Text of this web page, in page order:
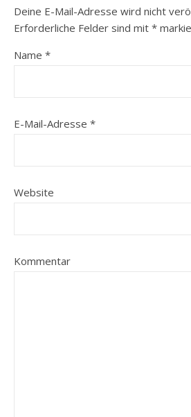
Deine E-Mail-Adresse wird nicht
Erforderliche Felder sind mit *
Name *
E-Mail-Adresse *
Website
Kommentar